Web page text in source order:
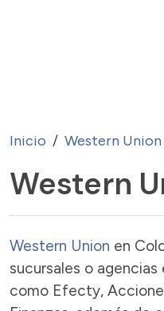
Inicio Western Union
Western
Western Union en
sucursales o agencias
como Efecty,